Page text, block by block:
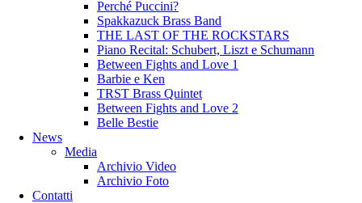
Perché Puccini?
Spakkazuck Brass Band
THE LAST OF THE ROCKSTARS
Piano Recital: Schubert, Liszt e Schumann
Between Fights and Love 1
Barbie e Ken
TRST Brass Quintet
Between Fights and Love 2
Belle Bestie
News
Media
Archivio Video
Archivio Foto
Contatti